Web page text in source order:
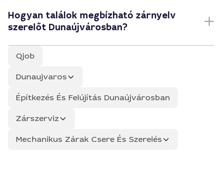
Hogyan találok megbízható zárnyelv
szerelőt Dunaújvárosban?
Qjob
Dunaujvaros
Építkezés És Felújítás Dunaújvárosban
Zárszerviz
Mechanikus Zárak Csere És Szerelés